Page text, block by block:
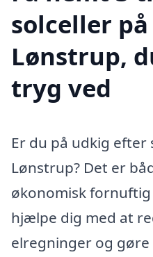
solceller
Lønstrup,
tryg ved
Er du på udkig efter
Lønstrup? Det er
økonomisk
hjælpe dig med at
elregninger og